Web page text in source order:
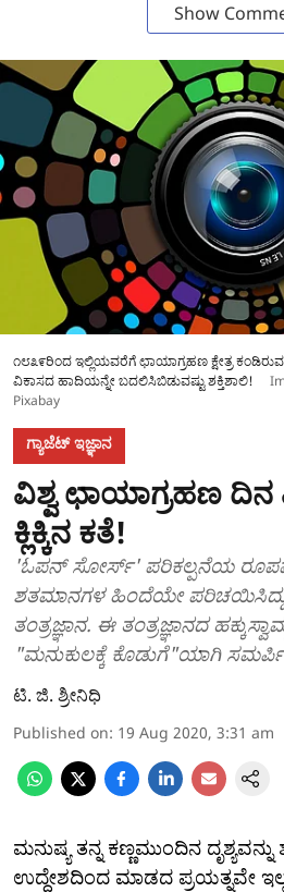
Show
೧೮೩೯ರಿಂದ ಇಲ್ಲಿಯವರೆಗೆ ಛಾಯಾಗ್ರಹಣ ಕ್ಷೇತ್ರ
ವಿಕಾಸದ ಹಾದಿಯನ್ನೇ ಬದಲಿಸಿಬಿಡುವಷ್ಟು ಶಕ್ತಿಶಾಲಿ!
Pixabay
ಗ್ಯಾಜೆಟ್ ಇಜ್ಞಾನ
ವಿಶ್ವ ಛಾಯಾಗ್ರಹಣ
ಕ್ಲಿಕ್ಕಿನ ಕತೆ!
'ಓಪನ್ ಸೋರ್ಸ್' ಪರಿಕಲ್ಪನೆಯ
ಶತಮಾನಗಳ ಹಿಂದೆಯೇ
ತಂತ್ರಜ್ಞಾನ. ಈ ತಂತ್ರಜ್ಞಾನದ
"ಮನುಕುಲಕ್ಕೆ ಕೊಡುಗೆ"ಯಾಗಿ
ಟಿ. ಜಿ. ಶ್ರೀನಿಧಿ
Published on: 19 Aug 2020, 3:31 am
ಮನುಷ್ಯ ತನ್ನ ಕಣ್ಣಮುಂದಿನ
ಉದ್ದೇಶದಿಂದ ಮಾಡದ ಪ್ರಯತ್ನವೇ